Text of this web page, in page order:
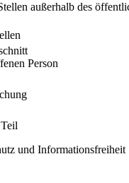
außerhalb des
Person
und Informationsfreiheit